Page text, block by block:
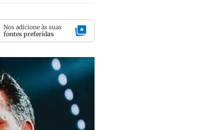
Nos adicione às suas
fontes preferidas